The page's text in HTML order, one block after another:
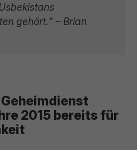
gehört.“ – Brian
2015 bereits für